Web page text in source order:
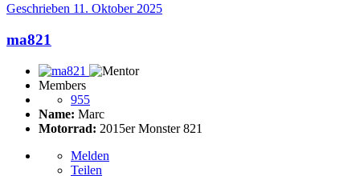
Geschrieben 11. Oktober 2025
ma821
Members
955
Name: Marc
Motorrad: 2015er Monster 821
Melden
Teilen